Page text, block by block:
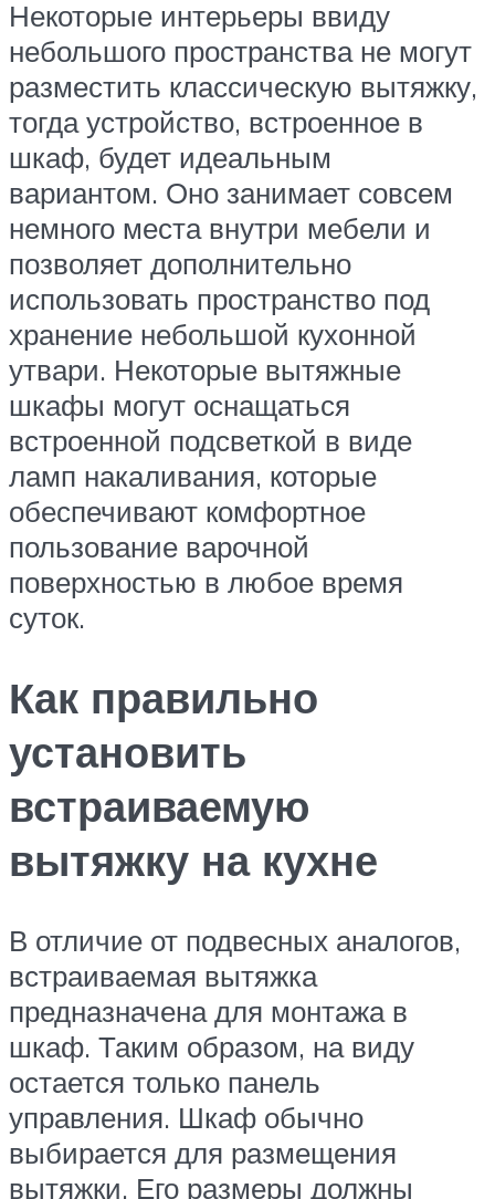
Некоторые интерьеры ввиду
небольшого пространства не могут
разместить классическую вытяжку,
тогда устройство, встроенное в
шкаф, будет идеальным
вариантом. Оно занимает совсем
немного места внутри мебели и
позволяет дополнительно
использовать пространство под
хранение небольшой кухонной
утвари. Некоторые вытяжные
шкафы могут оснащаться
встроенной подсветкой в виде
ламп накаливания, которые
обеспечивают комфортное
пользование варочной
поверхностью в любое время
суток.
Как правильно
установить
встраиваемую
вытяжку на кухне
В отличие от подвесных аналогов,
встраиваемая вытяжка
предназначена для монтажа в
шкаф. Таким образом, на виду
остается только панель
управления. Шкаф обычно
выбирается для размещения
вытяжки. Его размеры должны